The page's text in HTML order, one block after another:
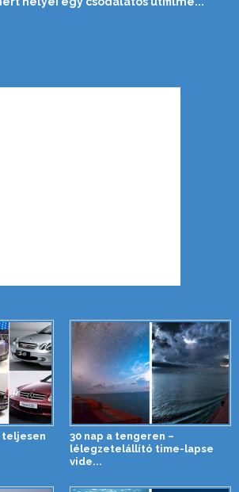
30 nap a tengeren –
lélegzetelállító time-lapse
vide...